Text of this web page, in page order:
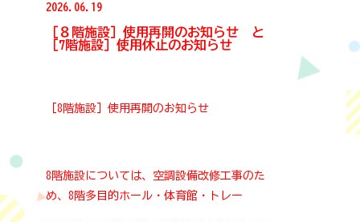
2026.06.19
［８階施設］使用再開のお知らせ と
［7階施設］使用休止のお知らせ
［8階施設］使用再開のお知らせ
8階施設については、空調設備改修工事のた
め、8階多目的ホール・体育館・トレー
よかセンター鹿児島